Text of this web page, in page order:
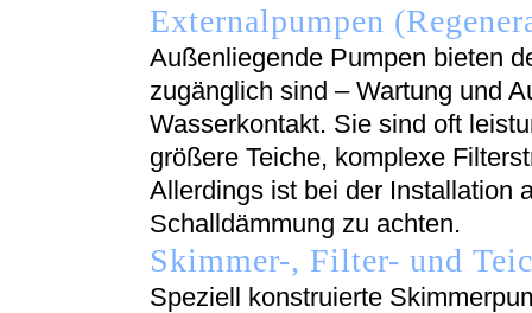
Externalpumpen
Außenliegende Pumpen bieten
zugänglich sind – Wartung und
Wasserkontakt. Sie sind oft
größere Teiche, komplexe
Allerdings ist bei der Installation
Schalldämmung zu achten.
Skimmer-, Filter- und
Speziell konstruierte